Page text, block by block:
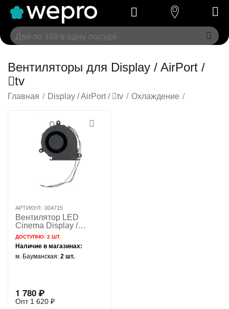
Вентиляторы для Display / AirPort /
tv
Главная / Display / AirPort / tv / Охлаждение /
АРТИКУЛ: 004715
Вентилятор LED
Cinema Display /
Thunderbolt Display 27
A1316 A1407 Mid 2010
Mid 2011 /
BUB0812HD-HM00
ДОСТУПНО:2 ШТ.
Наличие в магазинах:
м. Бауманская:2 шт.
1 780₽
Опт 1 620 ₽